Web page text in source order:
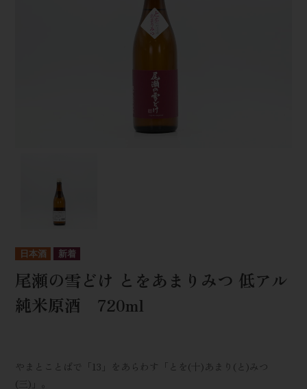
日本酒
尾瀬の雪どけ とをあまりみつ 低アル
純米原酒 720ml
やまとことばで「13」をあらわす「とを(十)あまり(と)みつ
(三)」。